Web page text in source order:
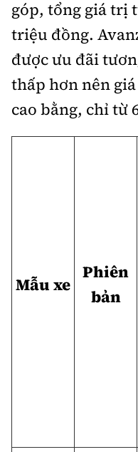
góp, tổng giá trị
triệu đồng.
được ưu đãi
thấp hơn nên
cao bằng, chỉ từ
Mẫu xe
Phiên
bản